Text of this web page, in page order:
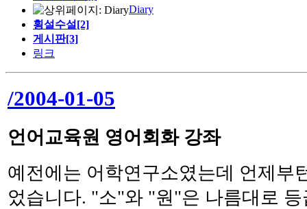
Diary
횡설수설[2]
게시판[3]
링크
/2004-01-05
언어교육원 영어회화 강좌
예전에는 어학연구소였는데 언제부
었습니다. "소"와 "원"은 나름대로